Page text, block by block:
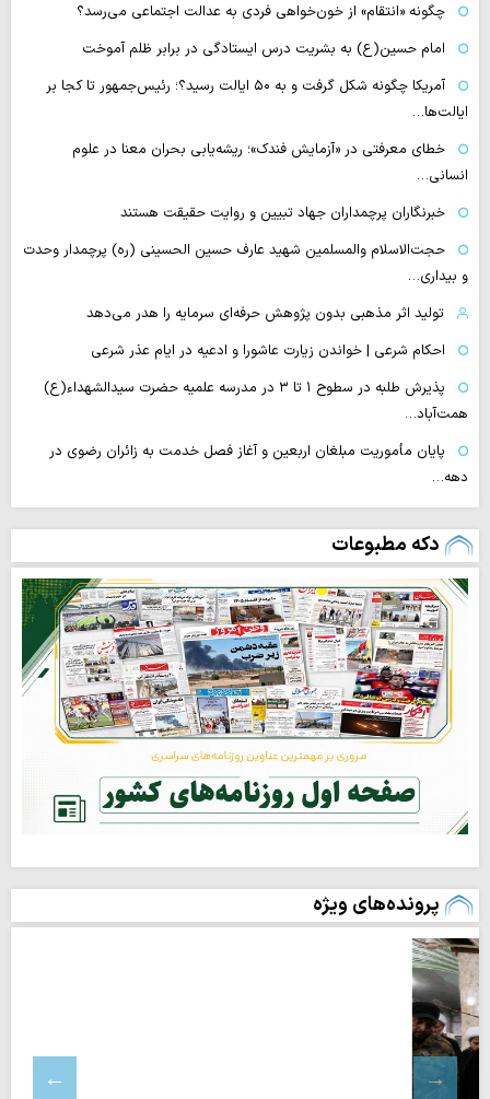
چگونه «انتقام» از خون‌خواهی فردی به عدالت اجتماعی می‌رسد؟
امام حسین(ع) به بشریت درس ایستادگی در برابر ظلم آموخت
آمریکا چگونه شکل گرفت و به ۵۰ ایالت رسید؟؛ رئیس‌جمهور تا کجا بر
ایالت‌ها…
خطای معرفتی در «آزمایش فندک»؛ ریشه‌یابی بحران معنا در علوم
انسانی…
خبرنگاران پرچمداران جهاد تبیین و روایت حقیقت هستند
حجت‌الاسلام والمسلمین شهید عارف حسین الحسینی (ره) پرچمدار وحدت
و بیداری…
تولید اثر مذهبی بدون پژوهش حرفه‌ای سرمایه را هدر می‌دهد
احکام شرعی | خواندن زیارت عاشورا و ادعیه در ایام عذر شرعی
پذیرش طلبه در سطوح ۱ تا ۳ در مدرسه علمیه حضرت سیدالشهداء(ع)
همت‌آباد…
پایان مأموریت مبلغان اربعین و آغاز فصل خدمت به زائران رضوی در
دهه…
دکه مطبوعات
پرونده‌های ویژه